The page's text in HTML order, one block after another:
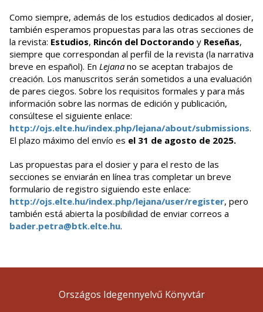
Como siempre, además de los estudios dedicados al dosier,
también esperamos propuestas para las otras secciones de
la revista: Estudios, Rincón del Doctorando y Reseñas,
siempre que correspondan al perfil de la revista (la narrativa
breve en español). En Lejana no se aceptan trabajos de
creación. Los manuscritos serán sometidos a una evaluación
de pares ciegos. Sobre los requisitos formales y para más
información sobre las normas de edición y publicación,
consúltese el siguiente enlace:
http://ojs.elte.hu/index.php/lejana/about/submissions.
El plazo máximo del envío es el 31 de agosto de 2025.
Las propuestas para el dosier y para el resto de las
secciones se enviarán en línea tras completar un breve
formulario de registro siguiendo este enlace:
http://ojs.elte.hu/index.php/lejana/user/register, pero
también está abierta la posibilidad de enviar correos a
bader.petra@btk.elte.hu.
Országos Idegennyelvű Könyvtár